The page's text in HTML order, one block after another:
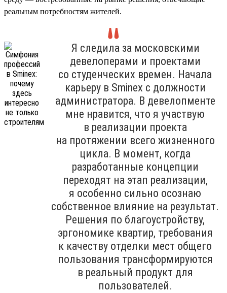
реальным потребностям жителей.
Я следила за московскими
девелоперами и проектами
со студенческих времен. Начала
карьеру в Sminex с должности
администратора. В девелопменте
мне нравится, что я участвую
в реализации проекта
на протяжении всего жизненного
цикла. В момент, когда
разработанные концепции
переходят на этап реализации,
я особенно сильно осознаю
собственное влияние на результат.
Решения по благоустройству,
эргономике квартир, требования
к качеству отделки мест общего
пользования трансформируются
в реальный продукт для
пользователей.